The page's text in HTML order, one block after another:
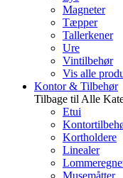
Magneter
Tæpper
Tallerkener
Ure
Vintilbehør
Vis alle
Kontor & Tilbehør
Tilbage til Alle
Etui
Kortholdere
Linealer
Musemåtter